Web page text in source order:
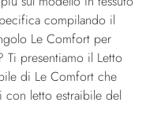
compilando il
Le Comfort per
Ti presentiamo il Letto
di Le Comfort che
con letto estraibile del